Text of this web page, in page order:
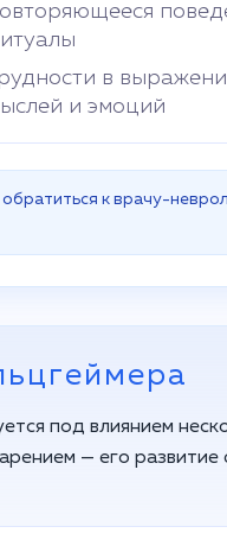
в
и эмоций
к врачу-
под влиянием
— его